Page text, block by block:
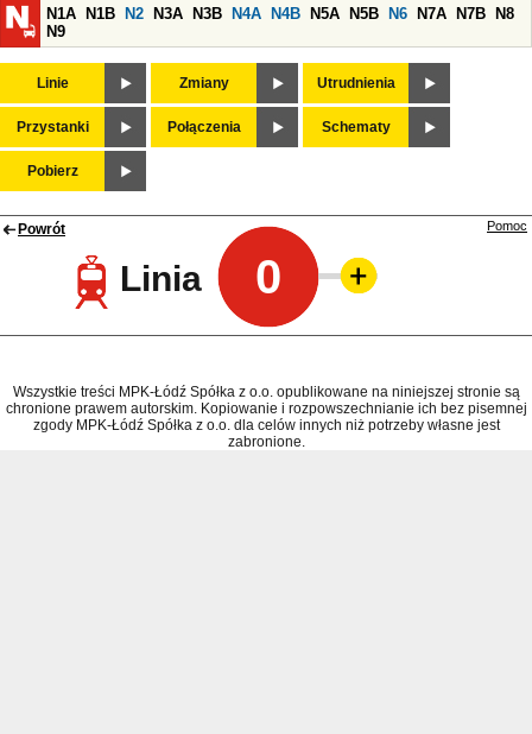
N1A
N1B N2 N3A N3B N4A N4B N5A N5B N6 N7A N7B
N8
N9
Linie Zmiany Utrudnienia
Przystanki Połączenia Schematy
Pobierz
Powrót
Linia 0
Pomoc
Wszystkie treści MPK-Łódź Spółka z o.o. opublikowane na niniejszej stronie są
chronione prawem autorskim. Kopiowanie i rozpowszechnianie ich bez pisemnej
zgody MPK-Łódź Spółka z o.o. dla celów innych niż potrzeby własne jest
zabronione.